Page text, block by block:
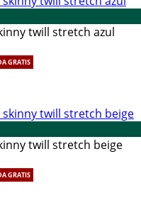
twill stretch azul
GRATIS
twill stretch beige
GRATIS